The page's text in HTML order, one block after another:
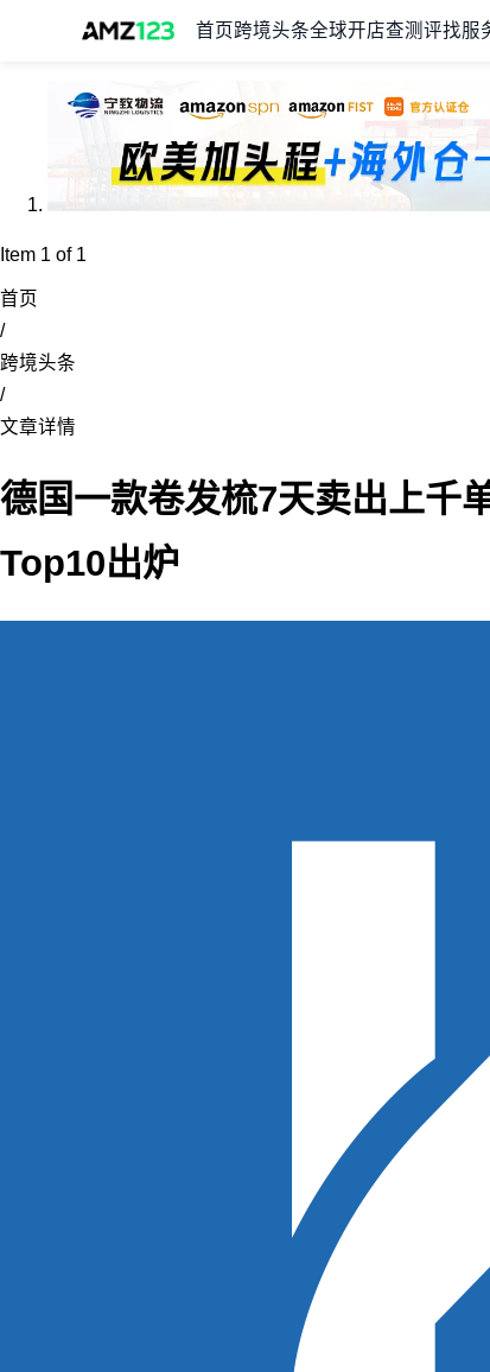
首页 跨境头条全球开店查测评找服
Item 1 of 1
首页
/
跨境头条
/
文章详情
德国一款卷发梳7天卖出上千
Top10出炉